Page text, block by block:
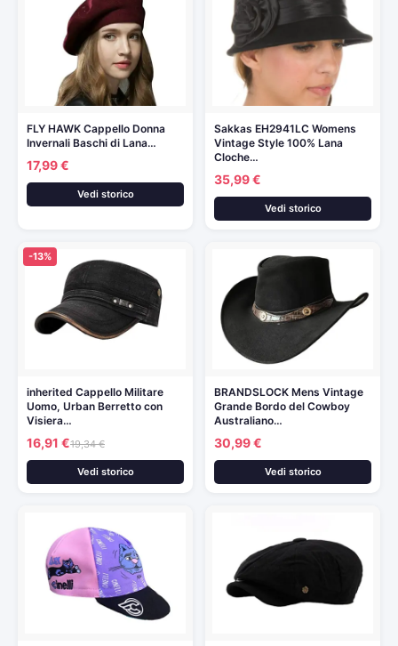
FLY HAWK Cappello Donna
Invernali Baschi di Lana…
17,99 €
Vedi storico
Sakkas EH2941LC Womens
Vintage Style 100% Lana
Cloche…
35,99 €
Vedi storico
-13%
inherited Cappello Militare
Uomo, Urban Berretto con
Visiera…
16,91 €19,34 €
Vedi storico
BRANDSLOCK Mens Vintage
Grande Bordo del Cowboy
Australiano…
30,99 €
Vedi storico